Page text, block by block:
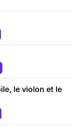
le violon et le